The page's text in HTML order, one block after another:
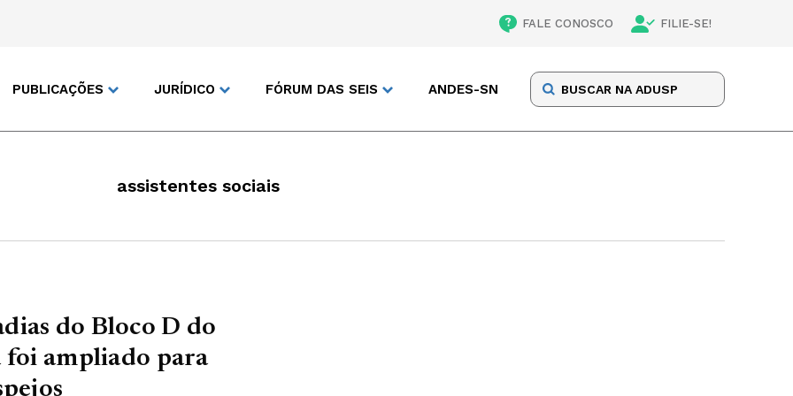
FALE CONOSCO FILIE-SE!
PUBLICAÇÕES JURÍDICO FÓRUM DAS SEIS ANDES-SN
assistentes sociais
do Bloco D do
foi ampliado para